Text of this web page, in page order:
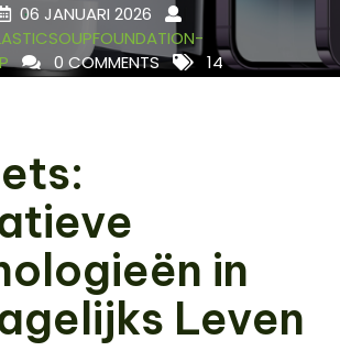
06 JANUARI 2026
0 COMMENTS
14
in
Leven